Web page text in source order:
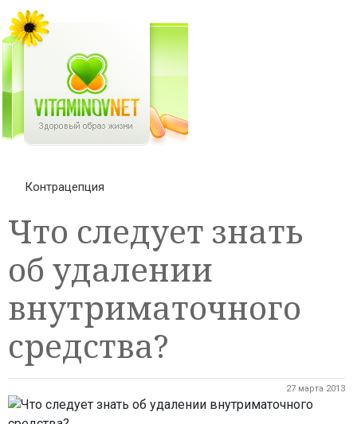
Контрацепция
Что следует знать
об удалении
внутриматочного
средства?
27 марта 2013